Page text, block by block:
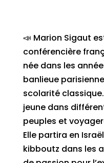
📣 Marion Sigaut
conférencière
née dans les
banlieue
scolarité
jeune dans
peuples et
Elle partira en
kibboutz dans les